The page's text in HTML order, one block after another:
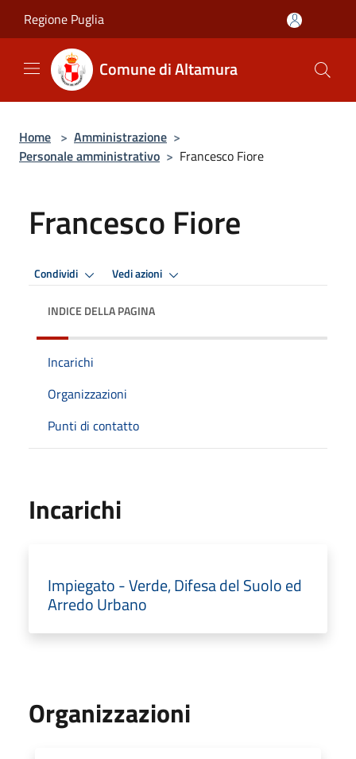
Regione Puglia
Comune di Altamura
Home > Amministrazione >
Personale amministrativo > Francesco Fiore
Francesco Fiore
Condividi Vedi azioni
INDICE DELLA PAGINA
Incarichi
Organizzazioni
Punti di contatto
Incarichi
Impiegato - Verde, Difesa del Suolo ed
Arredo Urbano
Organizzazioni